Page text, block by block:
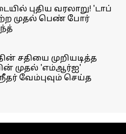
புதிய வரலாறு! 'டாப்
முதல் பெண் போர்
சதியை முறியடித்த
முதல் 'எம்ஆர்ஐ'
வேம்புவும் செய்த